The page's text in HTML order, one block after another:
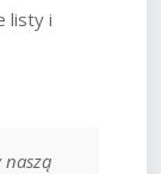
listy i
naszą